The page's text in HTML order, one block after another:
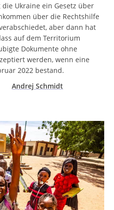
die Ukraine ein Gesetz über
über die Rechtshilfe
aber dann hat
auf dem Territorium
Dokumente ohne
werden, wenn eine
2022 bestand.
Andrej Schmidt